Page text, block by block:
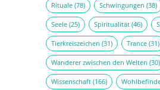
Rituale(78) Schwingungen (38)
Seele(25) Spiritualität(46)
Tierkreiszeichen (31) Trance(31)
Wanderer zwischen den Welten (30)
Wissenschaft(166)